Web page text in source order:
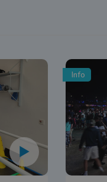
Info